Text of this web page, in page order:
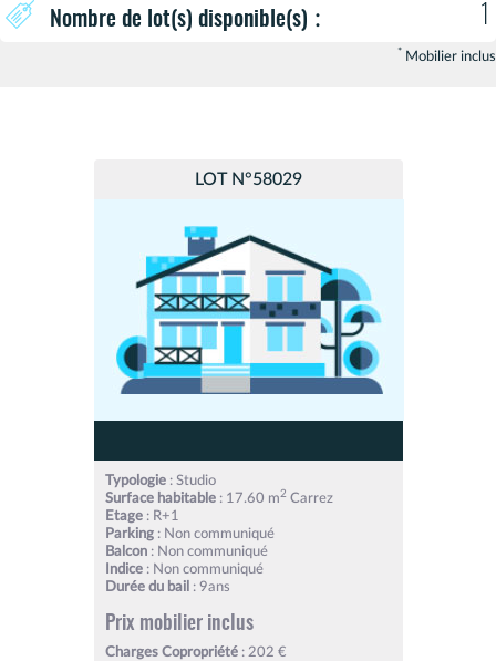
Nombre de lot(s) disponible(s) :
* Mobilier inclus
LOT N°58029
Typologie: Studio
Surface habitable : 17.60 m2Carrez
Etage: R+1
Parking: Non communiqué
Balcon: Non communiqué
Indice: Non communiqué
Durée du bail : 9ans
Prix mobilier inclus
Charges Copropriété: 202 €